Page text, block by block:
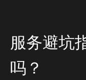
服务避坑
吗？